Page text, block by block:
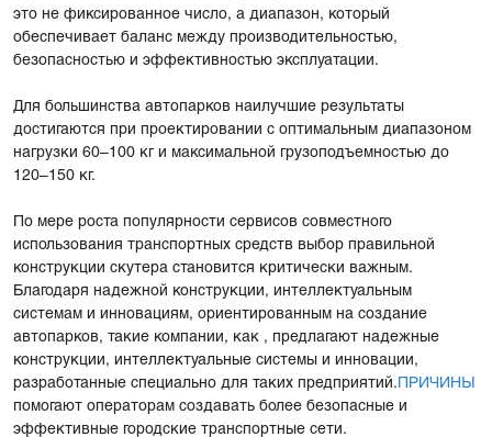
это не фиксированное число, а диапазон, который
обеспечивает баланс между производительностью,
безопасностью и эффективностью эксплуатации.
Для большинства автопарков наилучшие результаты
достигаются при проектировании с оптимальным диапазоном
нагрузки 60–100 кг и максимальной грузоподъемностью до
120–150 кг.
По мере роста популярности сервисов совместного
использования транспортных средств выбор правильной
конструкции скутера становится критически важным.
Благодаря надежной конструкции, интеллектуальным
системам и инновациям, ориентированным на создание
автопарков, такие компании, как , предлагают надежные
конструкции, интеллектуальные системы и инновации,
разработанные специально для таких предприятий. ПРИЧИНЫ
помогают операторам создавать более безопасные и
эффективные городские транспортные сети.